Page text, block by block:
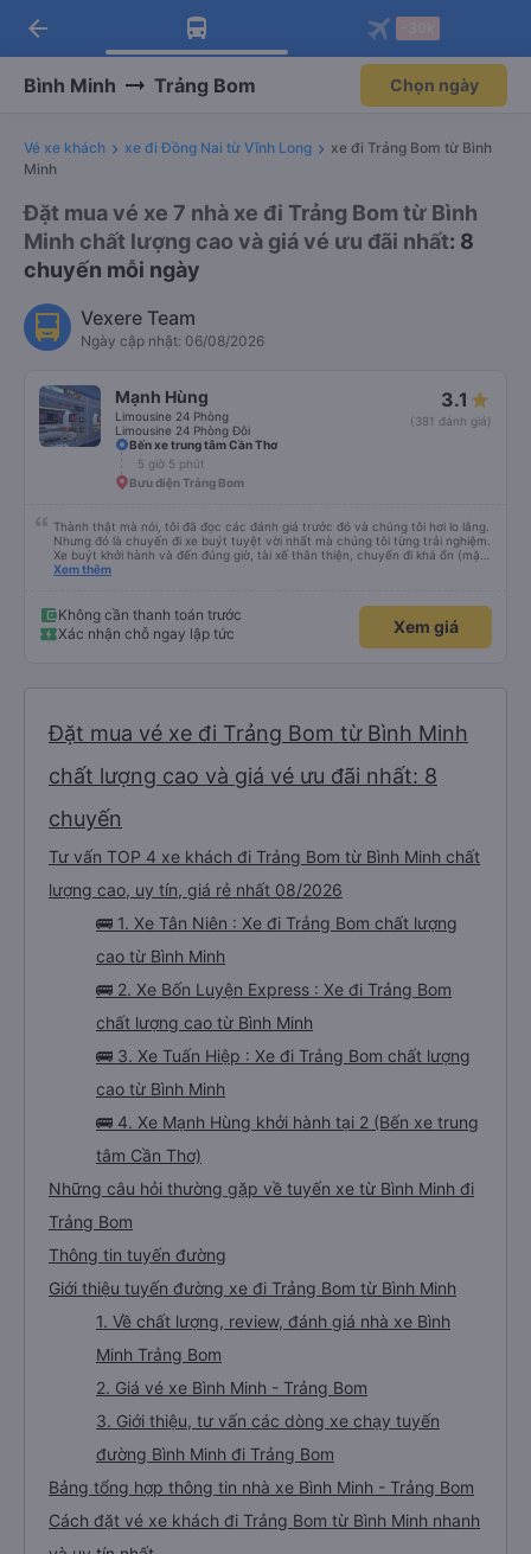
Tải app Vexere ngay!
Nhận ưu đãi thành viên độc
Mở app
Tải app Vexere
-30k/ghế khi đặt vé máy bay qua
Mở app
arrow_back
Bình Minh Trảng Bom Chọn ngày
Vé xe khách xe đi Đồng Nai từ Vĩnh Long
xe đi Trảng Bom từ Bình
Minh
Đặt mua vé xe 7 nhà xe đi Trảng Bom từ Bình
Minh chất lượng cao và giá vé ưu đãi nhất: 8
chuyến mỗi ngày
Vexere Team
Ngày cập nhật: 06/08/2026
Mạnh Hùng
Limousine 24 Phòng
Limousine 24 Phòng Đôi
3.1
(381 đánh giá)
Bến xe trung tâm Cần Thơ
5 giờ 5 phút
Bưu điện Trảng Bom
Thành thật mà nói, tôi đã đọc các đánh giá trước đó và chúng tôi hơi lo lắng.
Nhưng đó là chuyến đi xe buýt tuyệt vời nhất mà chúng tôi từng trải nghiệm.
Xe buýt khởi hành và đến đúng giờ, tài xế thân thiện, chuyến đi khá ổn (mặc
dù vẫn hơi xóc, nhưng đó là đặc trưng của Việt Nam ^^), và chỗ ngồi thoải
Xem thêm
Không cần thanh toán trước
Xác nhận chỗ ngay lập tức
Xem giá
Đặt mua vé xe đi Trảng Bom từ Bình Minh
chất lượng cao và giá vé ưu đãi nhất: 8
chuyến
Tư vấn TOP 4 xe khách đi Trảng Bom từ Bình Minh chất
lượng cao, uy tín, giá rẻ nhất 08/2026
🚌 1. Xe Tân Niên : Xe đi Trảng Bom chất lượng
cao từ Bình Minh
🚌 2. Xe Bốn Luyện Express : Xe đi Trảng Bom
chất lượng cao từ Bình Minh
🚌 3. Xe Tuấn Hiệp : Xe đi Trảng Bom chất lượng
cao từ Bình Minh
🚌 4. Xe Mạnh Hùng khởi hành tại 2 (Bến xe trung
tâm Cần Thơ)
Những câu hỏi thường gặp về tuyến xe từ Bình Minh đi
Trảng Bom
Thông tin tuyến đường
Giới thiệu tuyến đường xe đi Trảng Bom từ Bình Minh
1. Về chất lượng, review, đánh giá nhà xe Bình
Minh Trảng Bom
2. Giá vé xe Bình Minh - Trảng Bom
3. Giới thiệu, tư vấn các dòng xe chạy tuyến
đường Bình Minh đi Trảng Bom
Bảng tổng hợp thông tin nhà xe Bình Minh - Trảng Bom
Cách đặt vé xe khách đi Trảng Bom từ Bình Minh nhanh